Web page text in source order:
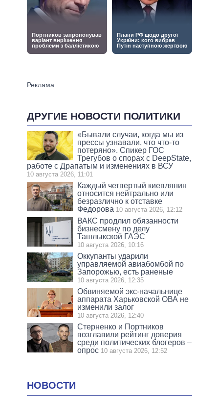
ДРУГИЕ НОВОСТИ ПОЛИТИКИ
«Бывали случаи, когда мы из
прессы узнавали, что что-то
потеряно». Спикер ГОС
Трегубов о спорах с DeepState,
работе с Драпатым и изменениях в ВСУ
10 августа 2026, 11:01
Каждый четвертый киевлянин
относится нейтрально или
безразлично к отставке
Федорова 10 августа 2026, 12:12
ВАКС продлил обязанности
бизнесмену по делу
Ташлыкской ГАЭС
10 августа 2026, 10:16
Оккупанты ударили
управляемой авиабомбой по
Запорожью, есть раненые
10 августа 2026, 12:35
Обвиняемой экс-начальнице
аппарата Харьковской ОВА не
изменили залог
10 августа 2026, 12:40
Стерненко и Портников
возглавили рейтинг доверия
среди политических блогеров –
опрос 10 августа 2026, 12:52
НОВОСТИ